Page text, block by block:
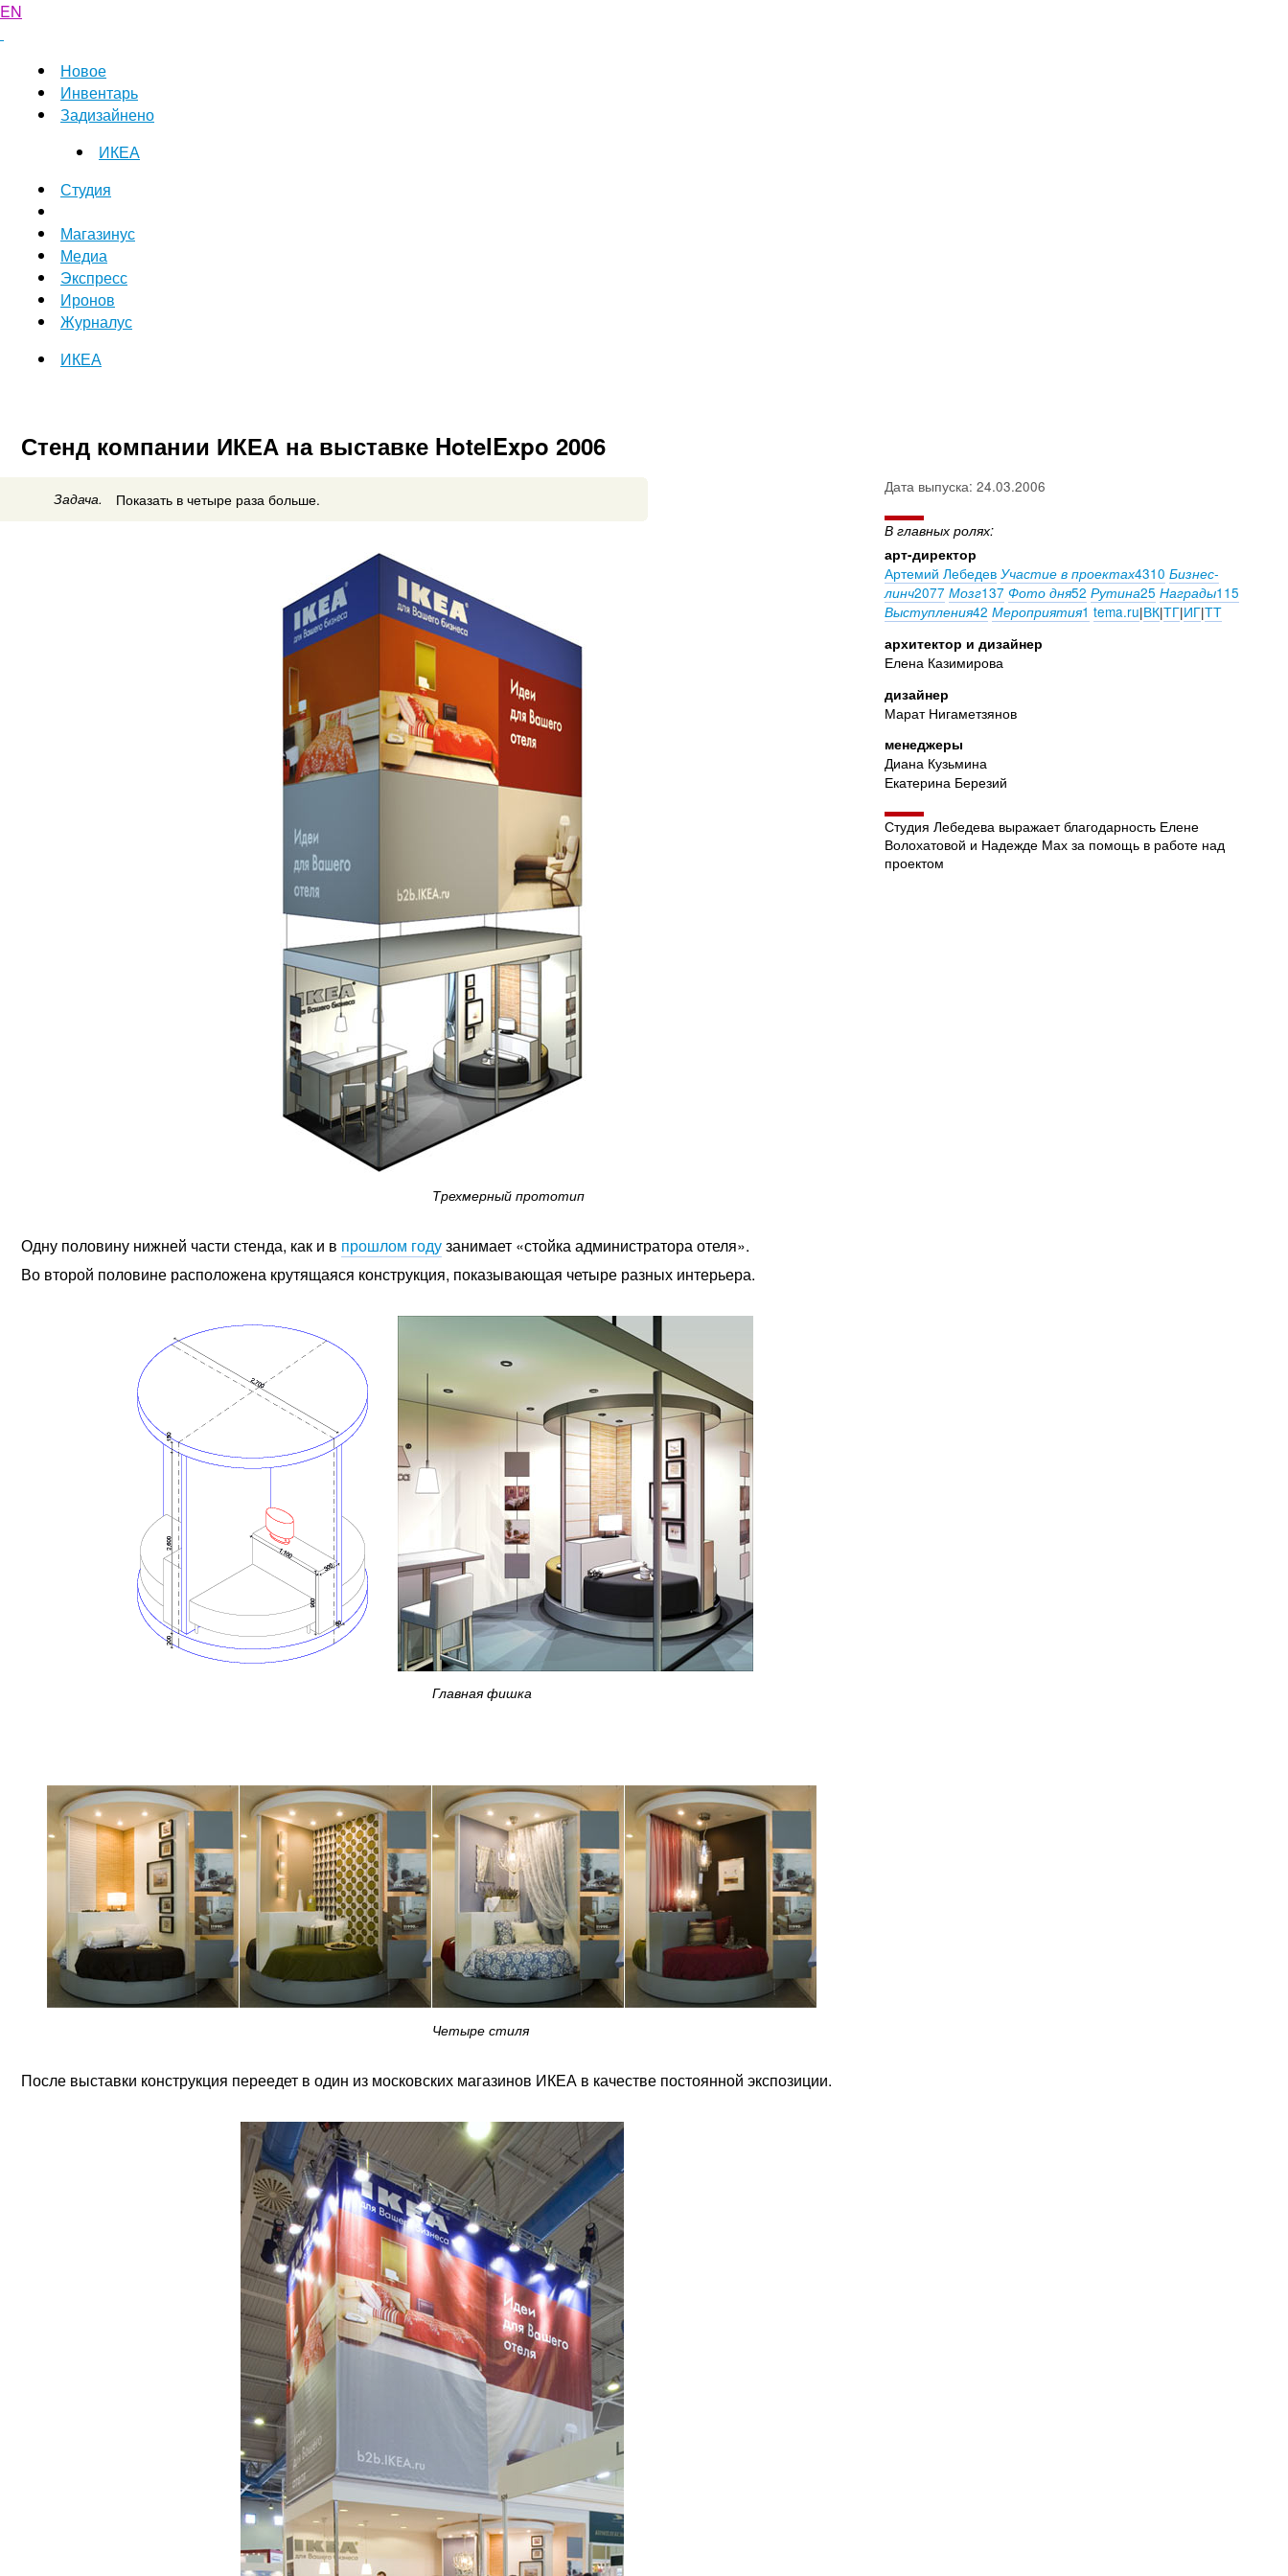
EN
Новое
Инвентарь
Задизайнено
ИКЕА
Студия
Магазинус
Медиа
Экспресс
Иронов
Журналус
ИКЕА
Стенд компании ИКЕА на выставке HotelExpo 2006
Задача. Показать в четыре раза больше.
Трехмерный прототип
Одну половину нижней части стенда, как и в прошлом годузанимает «стойка администратора отеля».
Во второй половине расположена крутящаяся конструкция, показывающая четыре разных интерьера.
Главная фишка
Дата выпуска: 24.03.2006
В главных ролях:
арт-директор
Артемий Лебедев Участие в проектах4310 Бизнес-
линч2077 Мозг137 Фото дня52 Рутина25 Награды115
Выступления42 Мероприятия1 tema.ru|ВК|ТГ|ИГ|ТТ
архитектор и дизайнер
Елена Казимирова
дизайнер
Марат Нигаметзянов
менеджеры
Диана Кузьмина
Екатерина Березий
Студия Лебедева выражает благодарность Елене
Волохатовой и Надежде Мах за помощь в работе над
проектом
Четыре стиля
После выставки конструкция переедет в один из московских магазинов ИКЕА в качестве постоянной экспозиции.